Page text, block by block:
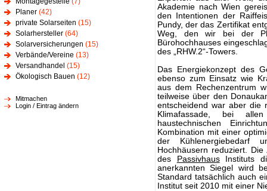
Planer (42)
private Solarseiten (15)
Solarhersteller (64)
Solarversicherungen (15)
Verbände/Vereine (13)
Versandhandel (15)
Ökologisch Bauen (12)
Mitmachen
Login / Eintrag ändern
Akademie nach Wien
den Intentionen der
Pundy, der das Zertifikat
Weg, den wir bei der
Bürohochhauses
des „RHW.2“-Towers.
Das Energiekonzept des
ebenso zum Einsatz wie
aus dem Rechenzentrum
teilweise über den
entscheidend war aber die
Klimafassade, bei
haustechnischen
Kombination mit einer
der Kühlenergiebedarf
Hochhäusern reduziert.
des
PassivhausInstituts
anerkannten Siegel wird
Standard tatsächlich auch
Institut seit 2010 mit einer